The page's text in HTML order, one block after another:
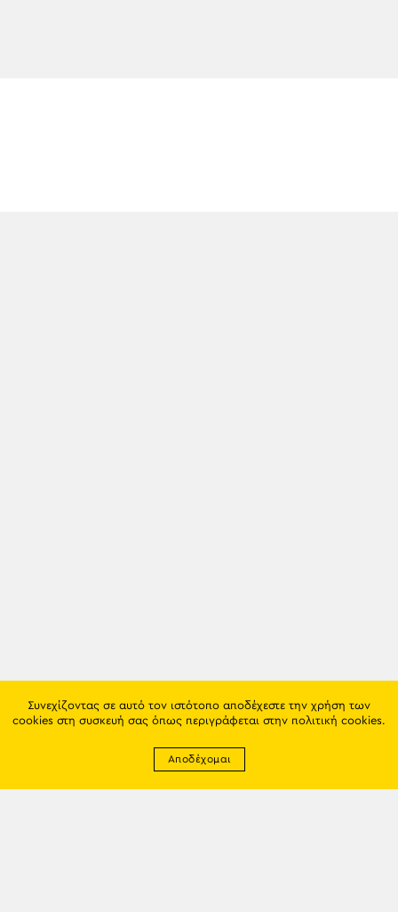
Συνεχίζοντας σε αυτό τον ιστότοπο αποδέχεστε την χρήση των
cookies στη συσκευή σας όπως περιγράφεται στην πολιτική cookies.
Αποδέχομαι